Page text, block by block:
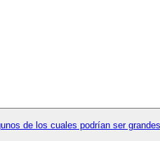
de los cuales podrían ser